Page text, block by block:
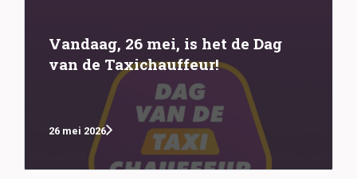
Vandaag, 26 mei, is het de Dag
van de Taxichauffeur!
26 mei 2026